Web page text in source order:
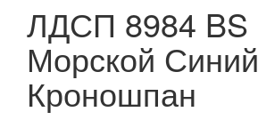
ЛДСП 8984 BS
Морской Синий
Кроношпан